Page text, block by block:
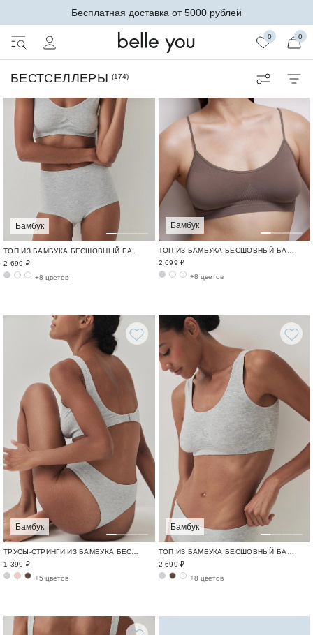
Бесплатная доставка от 5000 рублей
0 0
БЕСТСЕЛЛЕРЫ (174)
Бамбук
2 699 ₽
+8 цветов
Бамбук
ТОП ИЗ БАМБУКА БЕСШОВНЫЙ БАМБУК / BAMBOO SEAMLESS
2 699 ₽
+8 цветов
Бамбук
1 399 ₽
+5 цветов
Бамбук
ТОП ИЗ БАМБУКА БЕСШОВНЫЙ БАМБУК / BAMBOO SEAMLESS
2 699 ₽
+8 цветов